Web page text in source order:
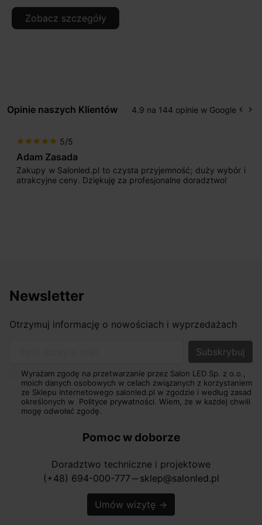
Zobacz szczegóły
Opinie naszych Klientów 4.9 na 144 opinie w Google keyboard_arrow_left keyboard_arrow_right
star star star star star 5/5
Adam Zasada
Zakupy w Salonled.pl to czysta przyjemność; duży wybór i
atrakcyjne ceny. Dziękuję za profesjonalne doradztwo!
Newsletter
Otrzymuj informację o nowościach i wyprzedażach
Wyrażam zgodę na przetwarzanie przez Salon LED Sp. z o.o.,
moich danych osobowych w celach związanych z korzystaniem
ze Sklepu internetowego salonled.pl w zgodzie i według zasad
określonych w Polityce prywatności. Wiem, że w każdej chwili
mogę odwołać zgodę.
Pomoc w doborze
Doradztwo techniczne i projektowe
(+48) 694-000-777 horizontal_rule sklep@salonled.pl
Umów wizytę →